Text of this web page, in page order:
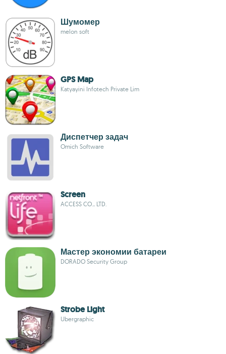
Шумомер
melon soft
GPS Map
Katyayini Infotech Private Lim
Диспетчер задач
Omich Software
Screen
ACCESS CO., LTD.
Мастер экономии батареи
DORADO Security Group
Strobe Light
Ubergraphic